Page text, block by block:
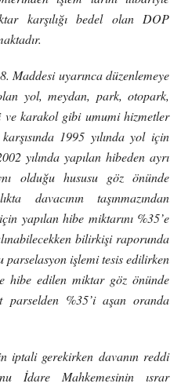
karşılığı bedel olan DOP
Maddesi uyarınca düzenlemeye
yol, meydan, park, otopark,
ve karakol gibi umumi hizmetler
1995 yılında yol için
yılında yapılan hibeden ayrı
olduğu hususu göz önünde
davacının taşınmazından
yapılan hibe miktarını %35’e
bilirkişi raporunda
işlemi tesis edilirken
hibe edilen miktar göz önünde
parselden %35’i aşan oranda
iptali gerekirken davanın reddi
İdare Mahkemesinin ısrar